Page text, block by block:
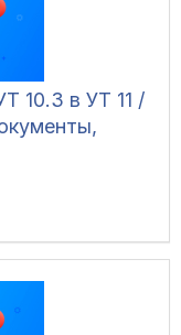
10.3 в УТ 11 /